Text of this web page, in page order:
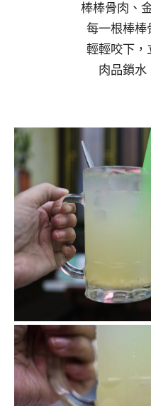
棒棒骨肉、
每一根棒棒
輕輕咬下，
肉品鎖水